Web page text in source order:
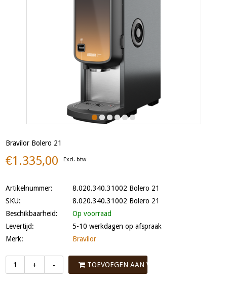
Bravilor Bolero 21
€1.335,00 Excl. btw
Artikelnummer:
8.020.340.31002 Bolero 21
SKU:
8.020.340.31002 Bolero 21
Beschikbaarheid:
Op voorraad
Levertijd:
5-10 werkdagen op afspraak
Merk:
Bravilor
+ - TOEVOEGEN AAN WINKELWAGEN